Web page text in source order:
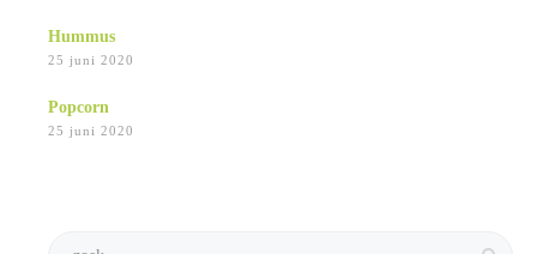
Hummus
25 juni 2020
Popcorn
25 juni 2020